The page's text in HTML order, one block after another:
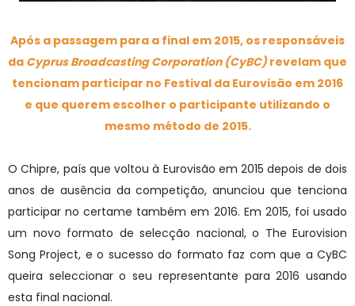
Após a passagem para a final em 2015, os responsáveis
da Cyprus Broadcasting Corporation (CyBC) revelam que
tencionam participar no Festival da Eurovisão em 2016
e que querem escolher o participante utilizando o
mesmo método de 2015.
O Chipre, país que voltou à Eurovisão em 2015 depois de dois
anos de ausência da competição, anunciou que tenciona
participar no certame também em 2016. Em 2015, foi usado
um novo formato de selecção nacional, o The Eurovision
Song Project, e o sucesso do formato faz com que a CyBC
queira seleccionar o seu representante para 2016 usando
esta final nacional.